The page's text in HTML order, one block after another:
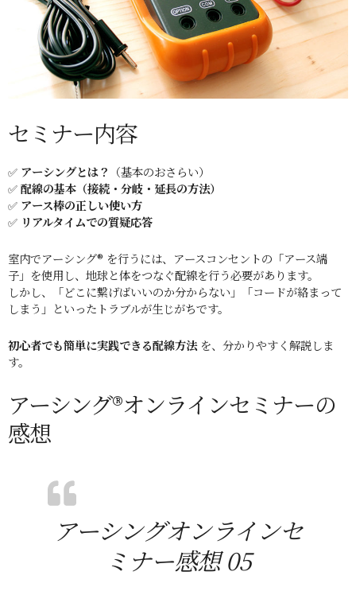
セミナー内容
✅ アーシングとは？ （基本のおさらい）
✅配線の基本（接続・分岐・延長の方法）
✅ アース棒の正しい使い方
✅ リアルタイムでの質疑応答
室内でアーシング® を行うには、アースコンセントの「アース端
子」を使用し、地球と体をつなぐ配線を行う必要があります。
しかし、「どこに繋げばいいのか分からない」「コードが絡まって
しまう」といったトラブルが生じがちです。
初心者でも簡単に実践できる配線方法を、分かりやすく解説しま
す。
アーシング®オンラインセミナーの
感想
アーシングオンラインセ
ミナー感想 05